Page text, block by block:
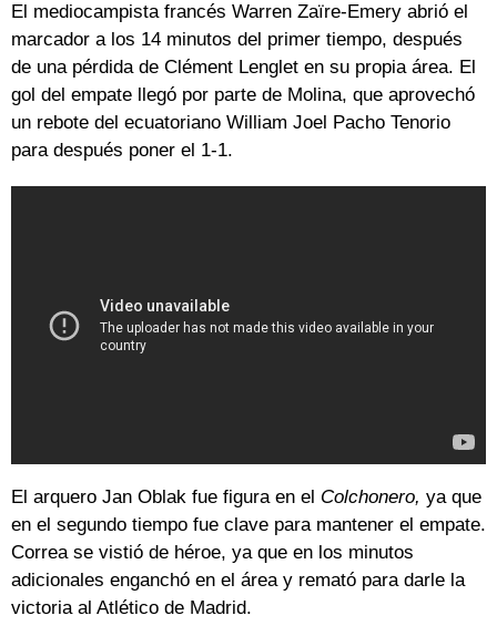
El mediocampista francés Warren Zaïre-Emery abrió el
marcador a los 14 minutos del primer tiempo, después
de una pérdida de Clément Lenglet en su propia área. El
gol del empate llegó por parte de Molina, que aprovechó
un rebote del ecuatoriano William Joel Pacho Tenorio
para después poner el 1-1.
El arquero Jan Oblak fue figura en el Colchonero, ya que
en el segundo tiempo fue clave para mantener el empate.
Correa se vistió de héroe, ya que en los minutos
adicionales enganchó en el área y remató para darle la
victoria al Atlético de Madrid.